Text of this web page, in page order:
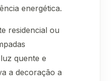
energética.
residencial ou
quente e
a decoração a